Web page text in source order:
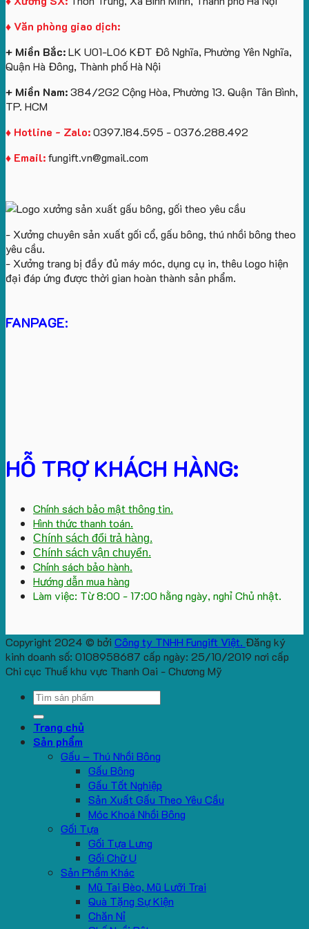
theo
cầu
♦ Văn phòng giao dịch:
+ Miền Bắc:LK U01-L06 KĐT Đô Nghĩa, Phường Yên Nghĩa,
Quận Hà Đông, Thành phố Hà Nội
+ Miền Nam:384/2G2 Cộng Hòa, Phường 13. Quận Tân Bình,
TP. HCM
♦ Hotline - Zalo:0397.184.595 - 0376.288.492
♦ Email:fungift.vn@gmail.com
- Xưởng chuyên sản xuất gối cổ, gấu bông, thú nhồi bông theo
yêu cầu.
- Xưởng trang bị đầy đủ máy móc, dụng cụ in, thêu logo hiện
đại đáp ứng được thời gian hoàn thành sản phẩm.
FANPAGE:
HỖ TRỢ KHÁCH HÀNG:
Chính sách bảo mật thông tin.
Hình thức thanh toán.
Chính sách đổi trả hàng.
Chính sách vận chuyển.
Chính sách bảo hành.
Hướng dẫn mua hàng
Làm việc: Từ 8:00 - 17:00 hằng ngày, nghỉ Chủ nhật.
Copyright 2024 © bởi Công ty TNHH Fungift Việt. Đăng ký
kinh doanh số: 0108958687 cấp ngày: 25/10/2019 nơi cấp
Chi cục Thuế khu vực Thanh Oai - Chương Mỹ
Search
Trang chủ
Sản phẩm
Gấu – Thú Nhồi Bông
Gấu Bông
Gấu Tốt Nghiệp
Sản Xuất Gấu Theo Yêu Cầu
Móc Khoá Nhồi Bông
Gối Tựa
Gối Tựa Lưng
Gối Chữ U
Sản Phẩm Khác
Mũ Tai Bèo, Mũ Lưỡi Trai
Quà Tặng Sự Kiện
Chăn Nỉ